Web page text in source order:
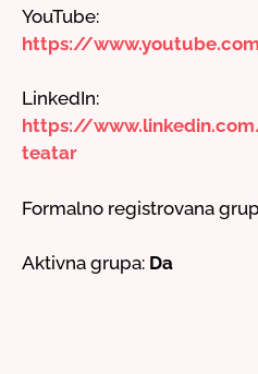
YouTube:
https://
LinkedIn:
https://
teatar
Formalno registrovana
Aktivna grupa: Da